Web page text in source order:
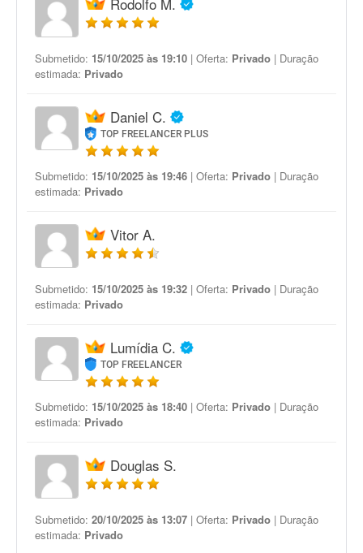
Submetido: 15/10/2025 às 19:10 | Oferta: Privado | Duração
estimada: Privado
Daniel C.
TOP FREELANCER PLUS
Submetido: 15/10/2025 às 19:46 | Oferta: Privado | Duração
estimada: Privado
Vitor A.
Submetido: 15/10/2025 às 19:32 | Oferta: Privado | Duração
estimada: Privado
Lumídia C.
TOP FREELANCER
Submetido: 15/10/2025 às 18:40 | Oferta: Privado | Duração
estimada: Privado
Douglas S.
Submetido: 20/10/2025 às 13:07 | Oferta: Privado | Duração
estimada: Privado